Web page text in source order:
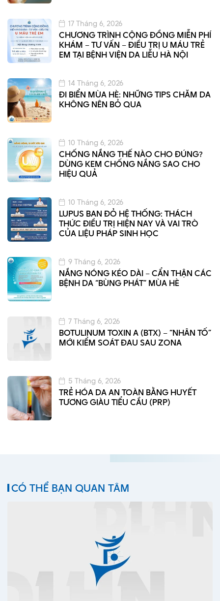
CHƯƠNG TRÌNH CỘNG ĐỒNG MIỄN PHÍ
KHÁM – TƯ VẤN – ĐIỀU TRỊ U MÁU TRẺ
EM TẠI BỆNH VIỆN DA LIỄU HÀ NỘI
17 Tháng 6, 2026
ĐI BIỂN MÙA HÈ: NHỮNG TIPS CHĂM DA
KHÔNG NÊN BỎ QUA
14 Tháng 6, 2026
CHỐNG NẮNG THẾ NÀO CHO ĐÚNG?
DÙNG KEM CHỐNG NẮNG SAO CHO
HIỆU QUẢ
10 Tháng 6, 2026
LUPUS BAN ĐỎ HỆ THỐNG: THÁCH
THỨC ĐIỀU TRỊ HIỆN NAY VÀ VAI TRÒ
CỦA LIỆU PHÁP SINH HỌC
10 Tháng 6, 2026
NẮNG NÓNG KÉO DÀI – CẨN THẬN CÁC
BỆNH DA “BÙNG PHÁT” MÙA HÈ
9 Tháng 6, 2026
BOTULINUM TOXIN A (BTX) – “NHÂN TỐ”
MỚI KIỂM SOÁT ĐAU SAU ZONA
7 Tháng 6, 2026
TRẺ HÓA DA AN TOÀN BẰNG HUYẾT
TƯƠNG GIÀU TIỂU CẦU (PRP)
5 Tháng 6, 2026
CÓ THỂ BẠN QUAN TÂM